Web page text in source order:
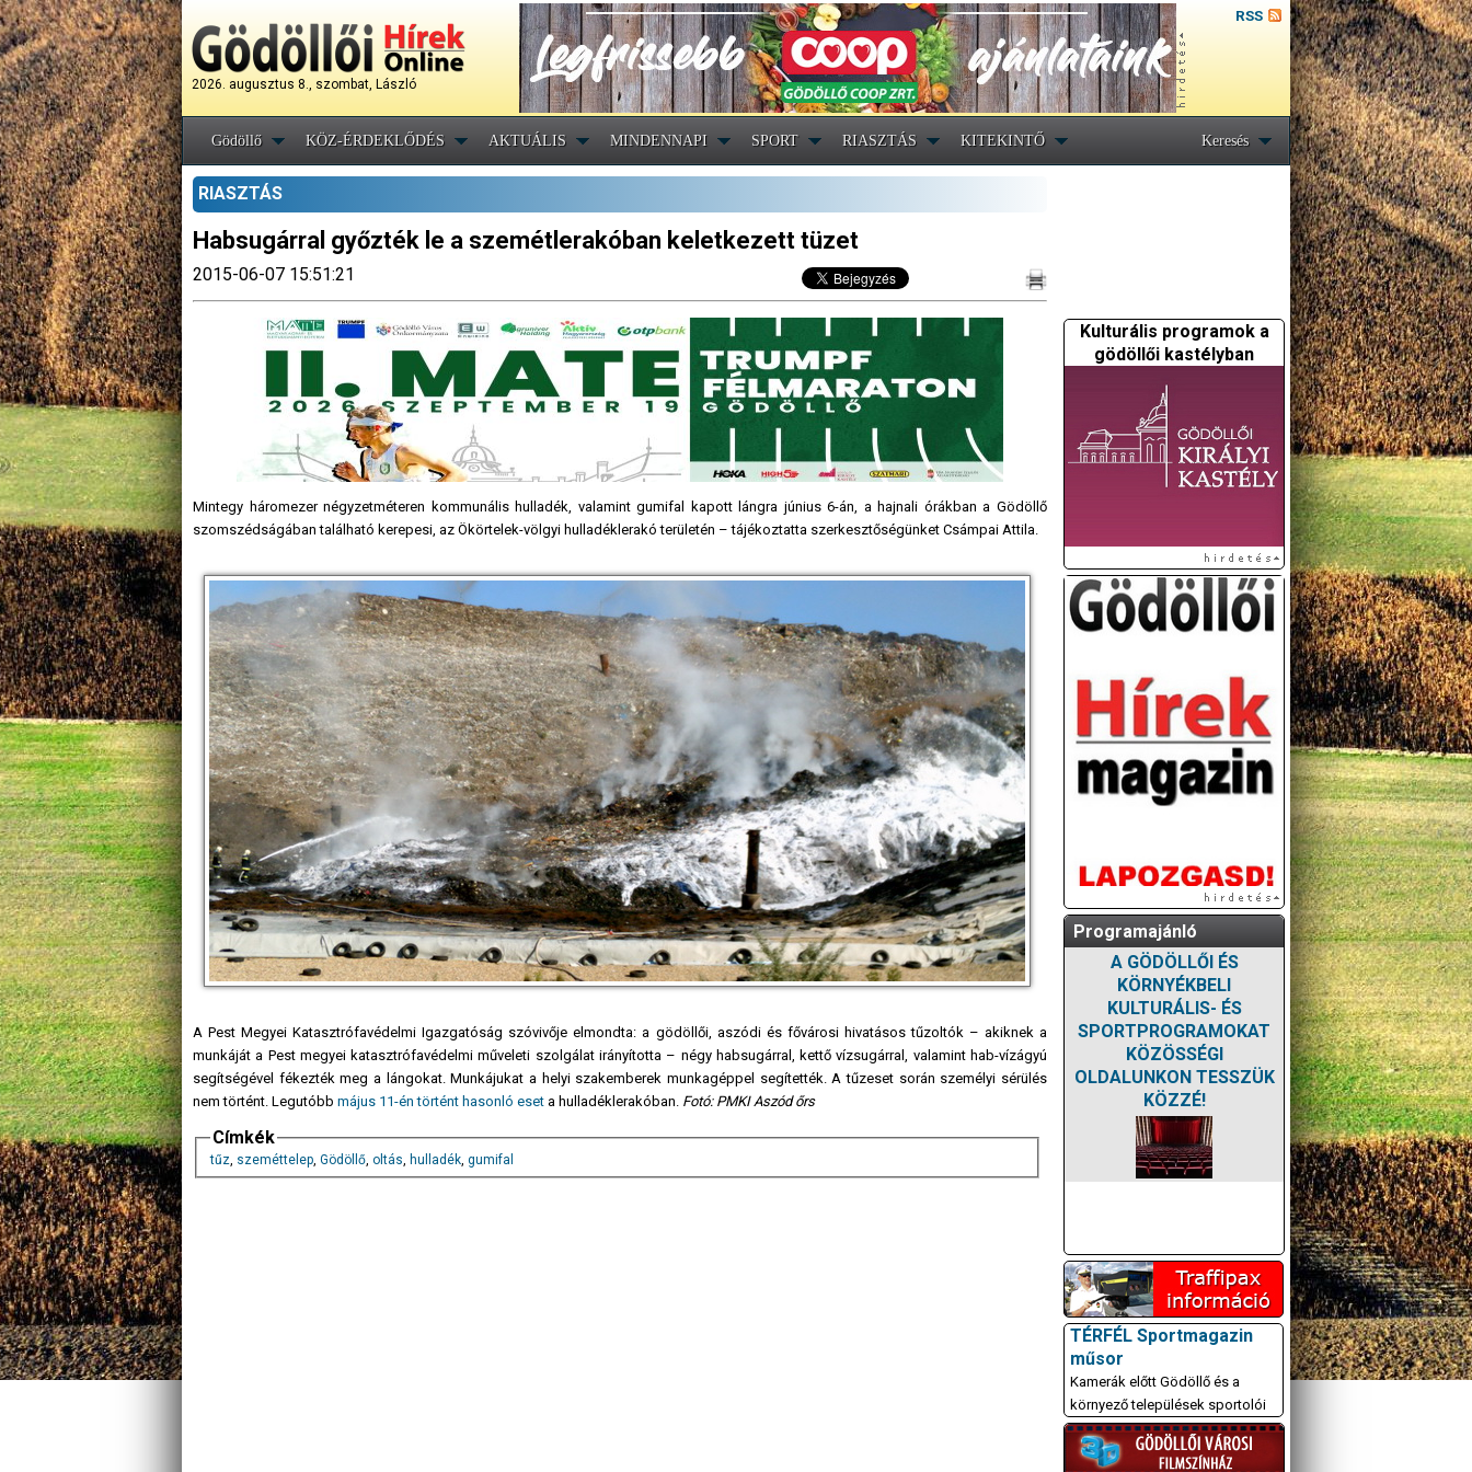
2026. augusztus 8., szombat, László
RSS
Gödöllő KÖZ-ÉRDEKLŐDÉS AKTUÁLIS MINDENNAPI SPORT RIASZTÁS KITEKINTŐ Keresés
RIASZTÁS
Habsugárral győzték le a szemétlerakóban keletkezett tüzet
2015-06-07 15:51:21
Mintegy háromezer négyzetméteren kommunális hulladék, valamint gumifal kapott lángra június 6-án, a hajnali órákban a Gödöllő
szomszédságában található kerepesi, az Ökörtelek-völgyi hulladéklerakó területén – tájékoztatta szerkesztőségünket Csámpai Attila.
A Pest Megyei Katasztrófavédelmi Igazgatóság szóvivője elmondta: a gödöllői, aszódi és fővárosi hivatásos tűzoltók – akiknek a
munkáját a Pest megyei katasztrófavédelmi műveleti szolgálat irányította – négy habsugárral, kettő vízsugárral, valamint hab-vízágyú
segítségével fékezték meg a lángokat. Munkájukat a helyi szakemberek munkagéppel segítették. A tűzeset során személyi sérülés
nem történt. Legutóbb május 11-én történt hasonló eset a hulladéklerakóban. Fotó: PMKI Aszód őrs
Címkék
tűz, szeméttelep, Gödöllő, oltás, hulladék, gumifal
Kulturális programok a
gödöllői kastélyban
Programajánló
A GÖDÖLLŐI ÉS
KÖRNYÉKBELI
KULTURÁLIS- ÉS
SPORTPROGRAMOKAT
KÖZÖSSÉGI
OLDALUNKON TESSZÜK
KÖZZÉ!
TÉRFÉL Sportmagazin
műsor
Kamerák előtt Gödöllő és a
környező települések sportolói